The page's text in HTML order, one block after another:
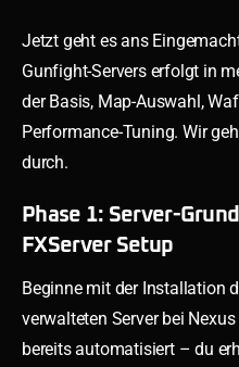
Jetzt geht es ans
Gunfight-Servers erfolgt in
der Basis, Map-Auswahl,
Performance-Tuning. Wir
durch.
Phase 1: Server-
FXServer Setup
Beginne mit der Installation
verwalteten Server bei
bereits automatisiert – du